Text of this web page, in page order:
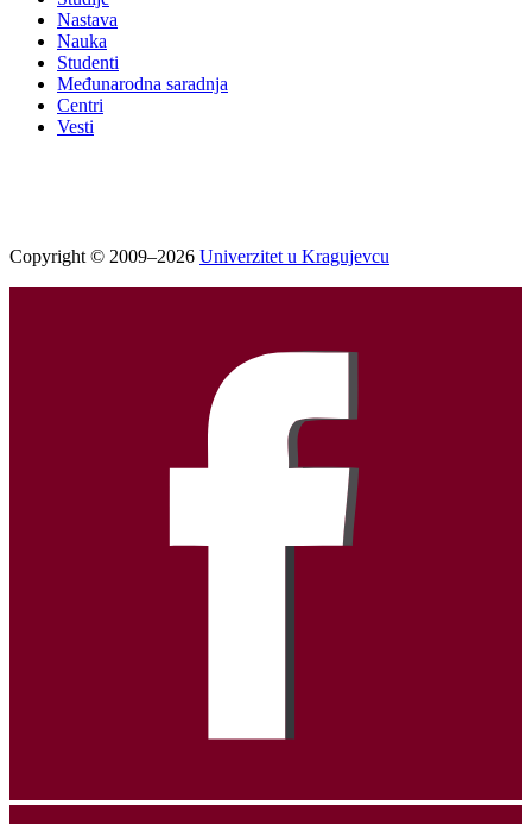
Nastava
Nauka
Studenti
Međunarodna saradnja
Centri
Vesti
Copyright © 2009–2026 Univerzitet u Kragujevcu